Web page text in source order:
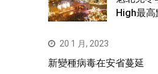
High最高
20 1 月, 2023
新變種病毒在安省蔓延